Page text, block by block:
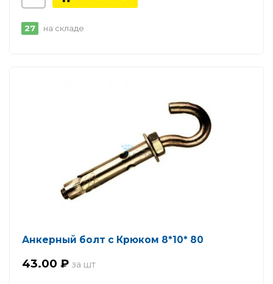
27 на складе
Анкерный болт с Крюком 8*10* 80
43.00 ₽